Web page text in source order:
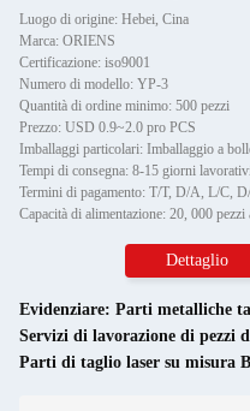
Luogo di origine: Hebei, Cina
Marca: ORIENS
Certificazione: iso9001
Numero di modello: YP-3
Quantità di ordine minimo: 500 pezzi
Prezzo: USD 0.9~2.0 pro PCS
Tempi di consegna: 8-15 giorni
Termini di pagamento: T/T, D/A, L/C,
Capacità di alimentazione: 20, 000 pezzi
Dettaglio
Evidenziare: Parti metalliche
Servizi di lavorazione di pezzi
Parti di taglio laser su misura